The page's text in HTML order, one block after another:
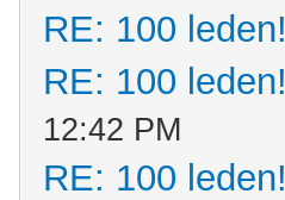
RE: 100 leden!
RE: 100 leden!
12:42 PM
RE: 100 leden!